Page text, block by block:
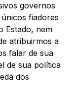
governos
fiadores
Estado, nem
atribuirmos a
falar de sua
de sua política
dos